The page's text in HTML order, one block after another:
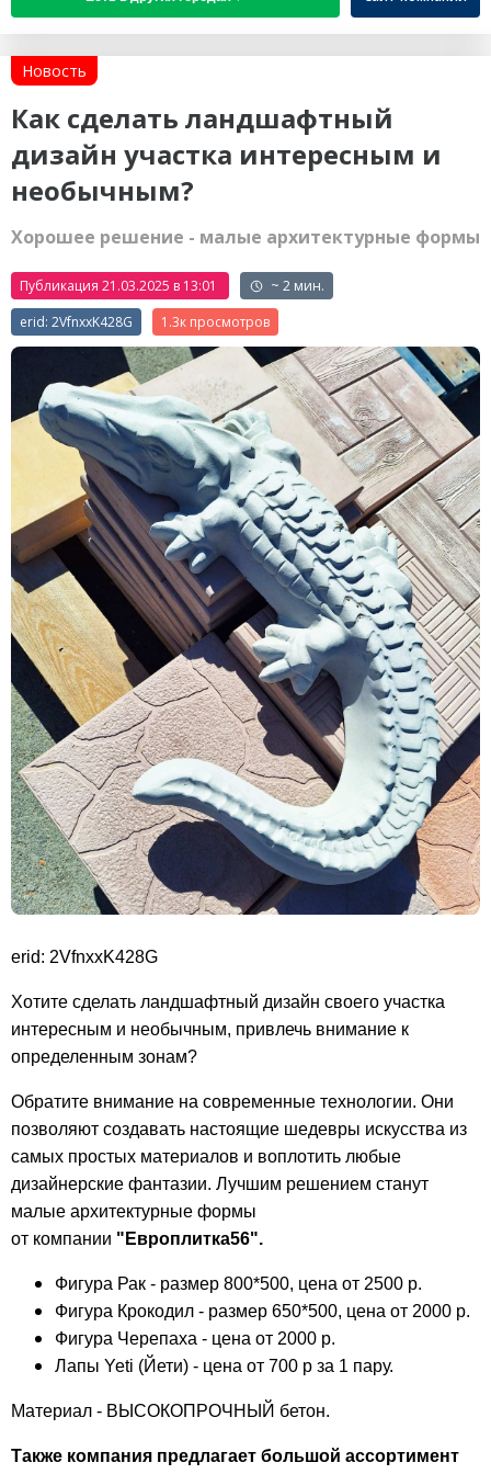
Новость
Как сделать ландшафтный
дизайн участка интересным и
необычным?
Хорошее решение - малые архитектурные формы
Публикация 21.03.2025 в 13:01
~ 2 мин.
erid: 2VfnxxK428G
1.3к
erid: 2VfnxxK428G
Хотите сделать ландшафтный дизайн своего участка
интересным и необычным, привлечь внимание к
определенным зонам?
Обратите внимание на современные технологии. Они
позволяют создавать настоящие шедевры искусства из
самых простых материалов и воплотить любые
дизайнерские фантазии. Лучшим решением станут
малые архитектурные формы
от компании "Европлитка56".
Фигура Рак - размер 800*500, цена от 2500 р.
Фигура Крокодил - размер 650*500, цена от 2000 р.
Фигура Черепаха - цена от 2000 р.
Лапы Yeti (Йети) - цена от 700 р за 1 пару.
Материал - ВЫСОКОПРОЧНЫЙ бетон.
Также компания предлагает большой ассортимент